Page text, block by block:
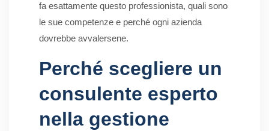
fa esattamente questo professionista, quali sono
le sue competenze e perché ogni azienda
dovrebbe avvalersene.
Perché scegliere un
consulente esperto
nella gestione